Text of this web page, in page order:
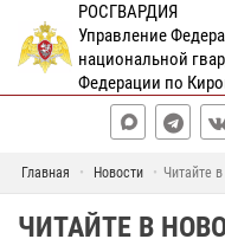
РОСГВАРДИЯ
Управление
национальной
Федерации по
Главная Новости Читайте
ЧИТАЙТЕ В